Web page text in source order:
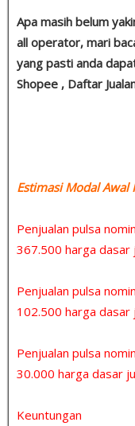
Apa masih belum
all operator, mari
yang pasti anda
Shopee , Daftar
Estimasi Modal
Penjualan pulsa
367.500 harga dasar
Penjualan pulsa
102.500 harga dasar
Penjualan pulsa
30.000 harga dasar
Keuntungan :